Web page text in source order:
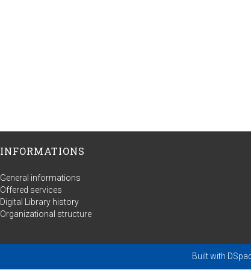
INFORMATIONS
General informations
Offered services
Digital Library history
Organizational structure
Built with